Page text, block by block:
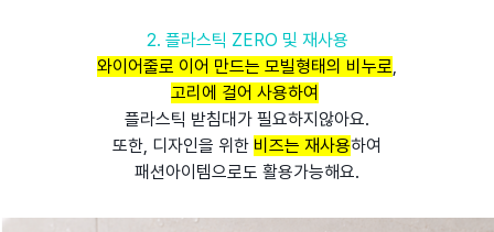
2. 플라스틱 ZERO 및 재사용
와이어줄로 이어 만드는 모빌형태의 비누로
고리에 걸어 사용하여
플라스틱 받침대가 필요하지않아요.
또한, 디자인을 위한 비즈는 재사용하여
패션아이템으로도 활용가능해요.